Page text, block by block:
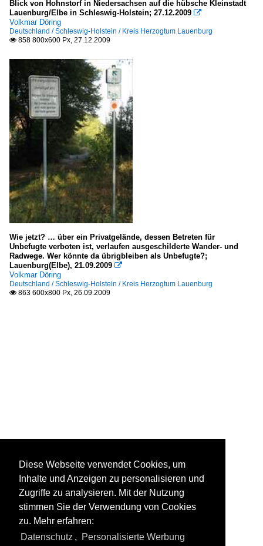
Blick von Hohnstorf in Niedersachsen auf die hübsche Kleinstadt
Lauenburg/Elbe in Schleswig-Holstein; 27.12.2009 
Volkmar Döring
Deutschland / Schleswig-Holstein / Kreis Herzogtum Lauenburg
 858 800x600 Px, 27.12.2009
Wie jetzt? … über ein Privatgelände, dessen Betreten für
Unbefugte verboten ist, verlaufen ausgeschilderte Wander- und
Radwege. Wer könnte da übrigbleiben als Unbefugte?;
Lauenburg(Elbe), 21.09.2009 
Volkmar Döring
Deutschland / Schleswig-Holstein / Kreis Herzogtum Lauenburg
 863 600x800 Px, 26.09.2009
Diese Webseite verwendet Cookies, um
Inhalte und Anzeigen zu personalisieren und
Zugriffe zu analysieren. Mit der Nutzung
stimmen Sie der Verwendung von Cookies
zu. Mehr erfahren:
Datenschutz , Personalisierte Werbung